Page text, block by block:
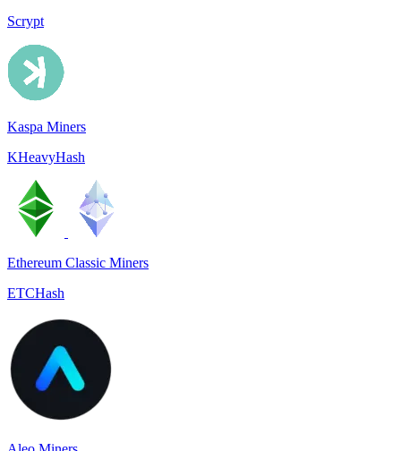
Scrypt
Kaspa Miners
KHeavyHash
Ethereum Classic Miners
ETCHash